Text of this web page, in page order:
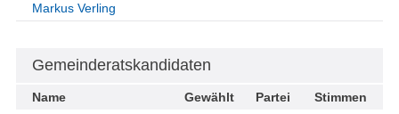
Markus Verling
Gemeinderatskandidaten
Name Gewählt Partei
Stimmen